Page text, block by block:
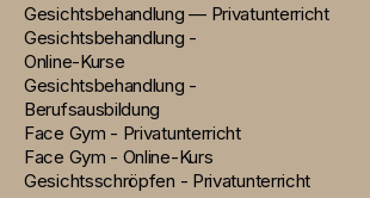
Gesichtsbehandlung — Privatunterricht
Gesichtsbehandlung -
Online-Kurse
Gesichtsbehandlung -
Berufsausbildung
Face Gym - Privatunterricht
Face Gym - Online-Kurs
Gesichtsschröpfen - Privatunterricht